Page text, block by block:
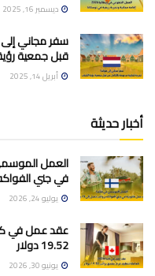
ديسمبر 16, 2025
سفر مجاني إلى
قبل جمعية
أبريل 14, 2025
أخبار حديثة
في جني الفواكه
يوليو 24, 2026
19.52 دولار
يونيو 30, 2026